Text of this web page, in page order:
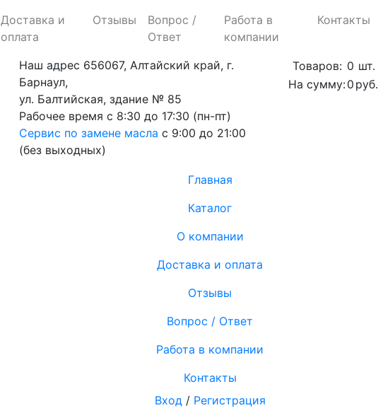
Доставка и
оплата
Отзывы
Вопрос /
Ответ
Работа в
компании
Контакты
Наш адрес 656067, Алтайский край, г.
Барнаул,
ул. Балтийская, здание № 85
Рабочее время с 8:30 до 17:30 (пн-пт)
Сервис по замене масла с 9:00 до 21:00
(без выходных)
Товаров: 0 шт.
На сумму:0 руб.
Главная
Каталог
О компании
Доставка и оплата
Отзывы
Вопрос / Ответ
Работа в компании
Контакты
Вход/ Регистрация